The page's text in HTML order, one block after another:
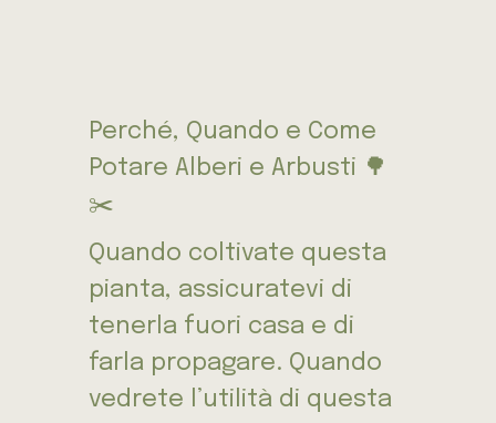
Perché, Quando e Come
Potare Alberi e Arbusti 🌳
✂️
Quando coltivate questa
pianta, assicuratevi di
tenerla fuori casa e di
farla propagare. Quando
vedrete l’utilità di questa